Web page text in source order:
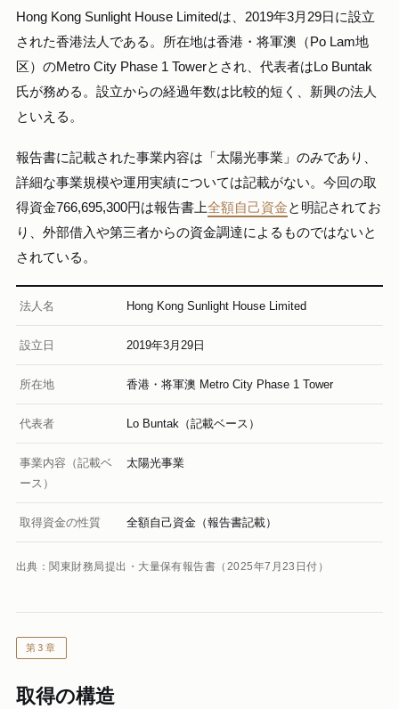
Hong Kong Sunlight House Limitedは、2019年3月29日に設立
された香港法人である。所在地は香港・将軍澳（Po Lam地
区）のMetro City Phase 1 Towerとされ、代表者はLo Buntak
氏が務める。設立からの経過年数は比較的短く、新興の法人
といえる。
報告書に記載された事業内容は「太陽光事業」のみであり、
詳細な事業規模や運用実績については記載がない。今回の取
得資金766,695,300円は報告書上全額自己資金と明記されてお
り、外部借入や第三者からの資金調達によるものではないと
されている。
法人名 Hong Kong Sunlight House Limited
設立日 2019年3月29日
所在地 香港・将軍澳 Metro City Phase 1 Tower
代表者 Lo Buntak（記載ベース）
事業内容（記載ベ
ース）
太陽光事業
取得資金の性質 全額自己資金（報告書記載）
出典：関東財務局提出・大量保有報告書（2025年7月23日付）
第3章
取得の構造